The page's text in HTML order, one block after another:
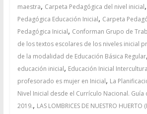
maestra, Carpeta Pedagógica del nivel inicial,
Pedagógica Educación Inicial, Carpeta
Pedagógica Inicial, Conforman Grupo de
de los textos escolares de los niveles inicial
de la modalidad de Educación Básica Regular,
educación inicial, Educación Inicial
profesorado es mujer en Inicial, La
Nivel Inicial desde el Currículo Nacional.
2019., LAS LOMBRICES DE NUESTRO